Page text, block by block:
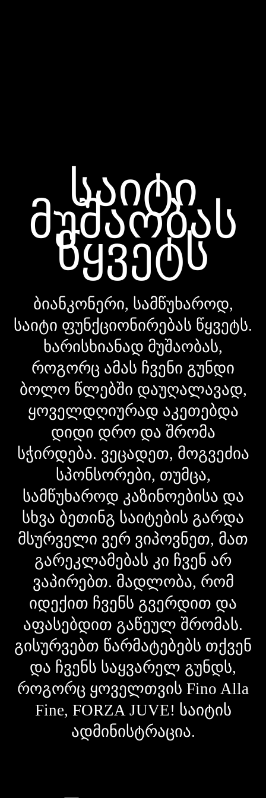
საიტი
მუშაობას
წყვეტს
ბიანკონერი, სამწუხაროდ,
საიტი ფუნქციონირებას წყვეტს.
ხარისხიანად მუშაობას,
როგორც ამას ჩვენი გუნდი
ბოლო წლებში დაუღალავად,
ყოველდღიურად აკეთებდა
დიდი დრო და შრომა
სჭირდება. ვეცადეთ, მოგვეძია
სპონსორები, თუმცა,
სამწუხაროდ კაზინოებისა და
სხვა ბეთინგ საიტების გარდა
მსურველი ვერ ვიპოვნეთ, მათ
გარეკლამებას კი ჩვენ არ
ვაპირებთ. მადლობა, რომ
იდექით ჩვენს გვერდით და
აფასებდით გაწეულ შრომას.
გისურვებთ წარმატებებს თქვენ
და ჩვენს საყვარელ გუნდს,
როგორც ყოველთვის Fino Alla
Fine, FORZA JUVE! საიტის
ადმინისტრაცია.